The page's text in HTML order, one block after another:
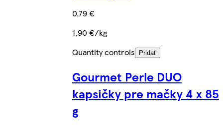
0,79 €
1,90 €/kg
Quantity controls
Pridať
Gourmet Perle DUO
kapsičky pre mačky 4 x 85
g